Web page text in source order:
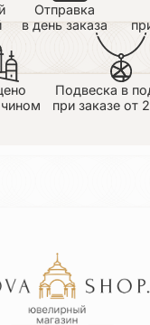
Отправка
в день заказа
Подвеска в
при заказе от